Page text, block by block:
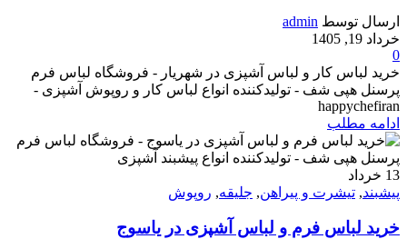
ارسال توسط admin
خرداد 19, 1405
0
خرید لباس کار و لباس آشپزی در شهریار - فروشگاه لباس فرم
پرسنل هپی شف - تولیدکننده انواع لباس کار و روپوش آشپزی -
happychefiran
ادامه مطلب
13 خرداد
پیشبند, تیشرت و پیراهن, جلیقه, روپوش
خرید لباس فرم و لباس آشپزی در یاسوج